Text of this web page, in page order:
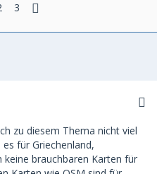
3
zu diesem Thema nicht viel
für Griechenland,
keine brauchbaren Karten für